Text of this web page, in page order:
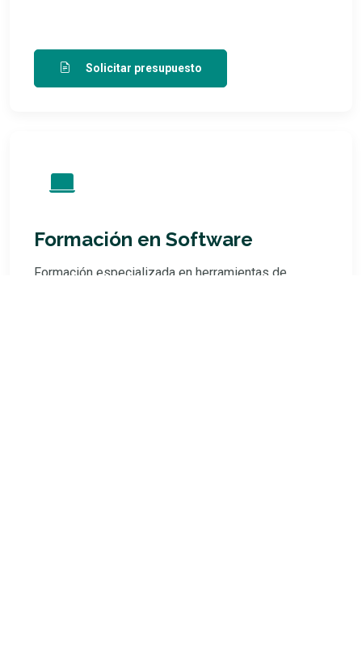
Solicitar presupuesto
Formación en Software
Formación especializada en herramientas de